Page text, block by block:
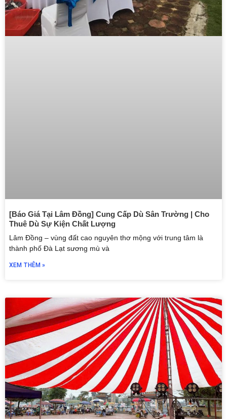
[Báo Giá Tại Lâm Đồng] Cung Cấp Dù Sân Trường | Cho
Thuê Dù Sự Kiện Chất Lượng
Lâm Đồng – vùng đất cao nguyên thơ mộng với trung tâm là
thành phố Đà Lạt sương mù và
XEM THÊM »